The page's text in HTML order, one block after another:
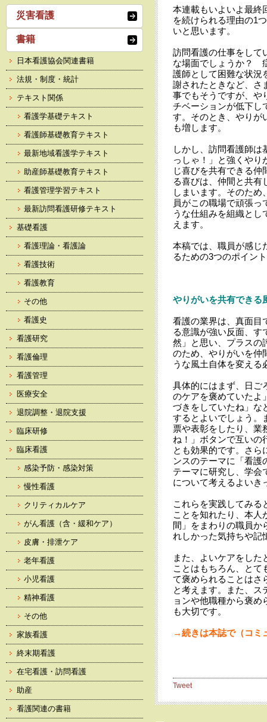
本連載もいよいよ最終
を続けられる理由の1
いと思います。
訪問看護の仕事をして
な場面でしょうか？
護師として困難な状況
謝されたときなど、さ
事でもそうですが、や
チベーションが低下し
す。そのとき、やりが
も増します。
しかし、訪問看護師は
っしゃ！」と強くやり
じ喜びを共有できる仲
る喜びは、仲間と共有
しまいます。そのた
員がこの職場で頑張
うな仕組みを組織とし
えます。
本稿では、職員が感じ
るための3つのポイン
やりがいを共有できる
看護の業界は、真面目
る意識が強い反面、す
然」と思い、プラスの
のため、やりがいを仲
うな風土自体を変える
具体的にはまず、日ご
のケアを褒めていたよ
づきをしていたね」な
するとよいでしょう。
票や表彰をしたり、業
ね！」ボタンで互いの
とも効果的です。さら
ンスのテーマに「看護
テーマに研究し、学会
について考えるよいき
これらを実践してみる
ことを知れたり、本人
間」をまわりの職員か
れしかった気持ちや記
また、よいケアをし
ことはもちろん、とて
て褒められることはさ
と考えます。また、ス
ョンや他職種から褒
も大切です。
→続きは本誌で（コミ
Tweet
災害看護
書籍
日本看護協会関連書籍
法規・制度・統計
テキスト関係
看護学基礎テキスト
看護師基礎教育テキスト
最新地域看護学テキスト
助産師基礎教育テキスト
看護管理学習テキスト
最新訪問看護研修テキスト
基礎看護
看護理論・看護論
看護技術
看護教育
その他
看護史
看護研究
看護倫理
看護管理
医療安全
退院調整・退院支援
臨床研修
臨床看護
感染予防・感染対策
慢性看護
クリティカルケア
がん看護（含・緩和ケア）
皮膚・排泄ケア
老年看護
小児看護
精神看護
その他
家族看護
終末期看護
在宅看護・訪問看護
助産
看護関連の書籍